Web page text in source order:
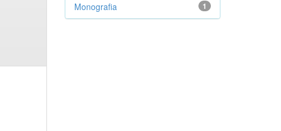
1
Monografia